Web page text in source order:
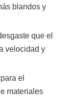
blandos y
que el
velocidad y
el
materiales